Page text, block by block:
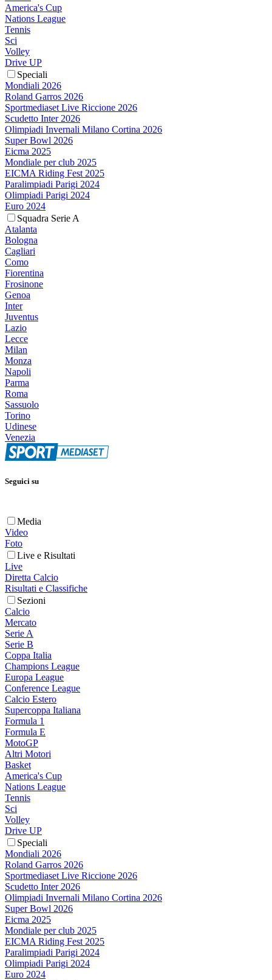
America's Cup
Nations League
Tennis
Sci
Volley
Drive UP
Speciali
Mondiali 2026
Roland Garros 2026
Sportmediaset Live Riccione 2026
Scudetto Inter 2026
Olimpiadi Invernali Milano Cortina 2026
Super Bowl 2026
Eicma 2025
Mondiale per club 2025
EICMA Riding Fest 2025
Paralimpiadi Parigi 2024
Olimpiadi Parigi 2024
Euro 2024
Squadra Serie A
Atalanta
Bologna
Cagliari
Como
Fiorentina
Frosinone
Genoa
Inter
Juventus
Lazio
Lecce
Milan
Monza
Napoli
Parma
Roma
Sassuolo
Torino
Udinese
Venezia
Seguici su
Media
Video
Foto
Live e Risultati
Live
Diretta Calcio
Risultati e Classifiche
Sezioni
Calcio
Mercato
Serie A
Serie B
Coppa Italia
Champions League
Europa League
Conference League
Calcio Estero
Supercoppa Italiana
Formula 1
Formula E
MotoGP
Altri Motori
Basket
America's Cup
Nations League
Tennis
Sci
Volley
Drive UP
Speciali
Mondiali 2026
Roland Garros 2026
Sportmediaset Live Riccione 2026
Scudetto Inter 2026
Olimpiadi Invernali Milano Cortina 2026
Super Bowl 2026
Eicma 2025
Mondiale per club 2025
EICMA Riding Fest 2025
Paralimpiadi Parigi 2024
Olimpiadi Parigi 2024
Euro 2024